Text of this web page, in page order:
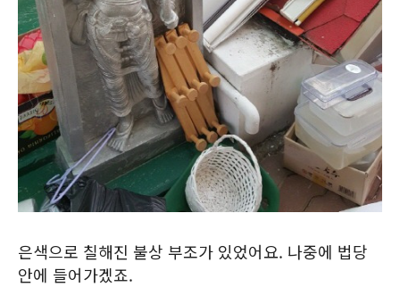
은색으로 칠해진 불상 부조가 있었어요. 나중에 법당
안에 들어가겠죠.